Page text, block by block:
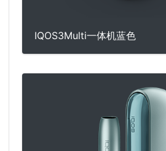
IQOS3Multi一体机蓝色